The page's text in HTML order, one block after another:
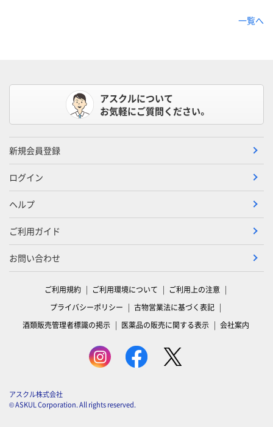
一覧へ
アスクルについて
お気軽にご質問ください。
新規会員登録
ログイン
ヘルプ
ご利用ガイド
お問い合わせ
ご利用規約 ご利用環境について
ご利用上の注意
プライバシーポリシー
古物営業法に基づく表記
酒類販売管理者標識の掲示
医薬品の販売に関する表示 会社案内
アスクル株式会社
© ASKUL Corporation. All rights reserved.